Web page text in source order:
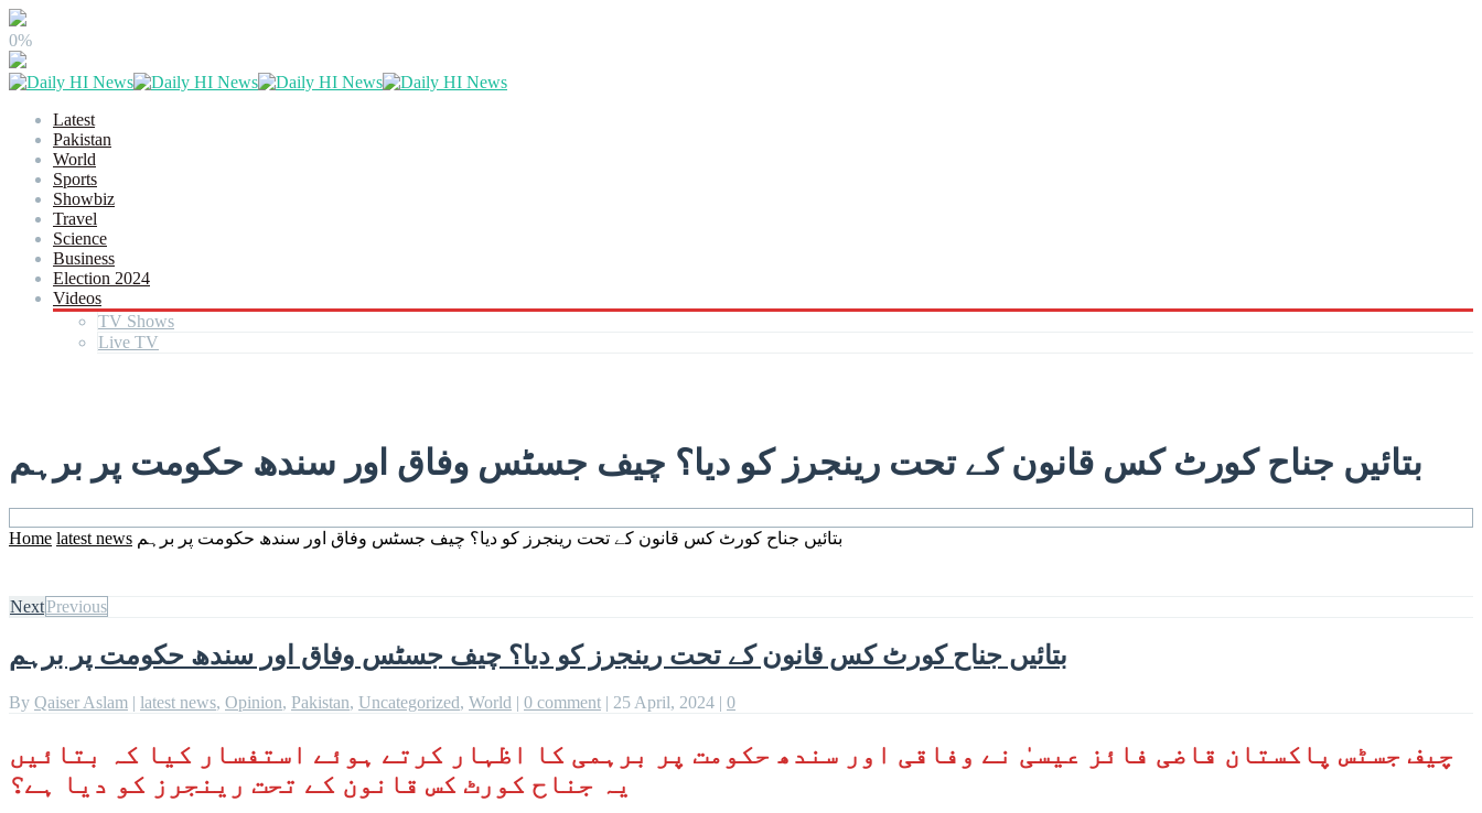
0%
Latest
Pakistan
World
Sports
Showbiz
Travel
Science
Business
Election 2024
Videos
TV Shows
Live TV
بتائیں جناح کورٹ کس قانون کے تحت رینجرز کو دیا؟ چیف جسٹس وفاق اور سندھ حکومت پر برہم
Home latest news بتائیں جناح کورٹ کس قانون کے تحت رینجرز کو دیا؟ چیف جسٹس وفاق اور سندھ حکومت پر برہم
NextPrevious
بتائیں جناح کورٹ کس قانون کے تحت رینجرز کو دیا؟ چیف جسٹس وفاق اور سندھ حکومت پر برہم
By Qaiser Aslam | latest news, Opinion, Pakistan, Uncategorized, World | 0 comment | 25 April, 2024 | 0
چیف جسٹس پاکستان قاضی فائز عیسیٰ نے وفاقی اور سندھ حکومت پر برہمی کا اظہار کرتے ہوئے استفسار کیا کہ بتائیں
یہ جناح کورٹ کس قانون کے تحت رینجرز کو دیا ہے؟